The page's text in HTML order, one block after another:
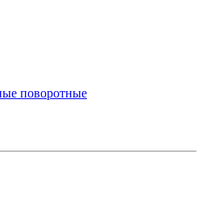
поворотные